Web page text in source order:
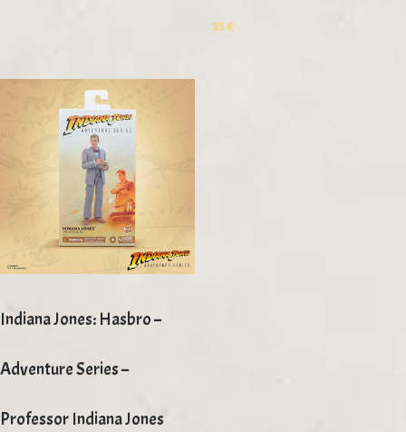
35 €
Indiana Jones: Hasbro –
Adventure Series –
Professor Indiana Jones